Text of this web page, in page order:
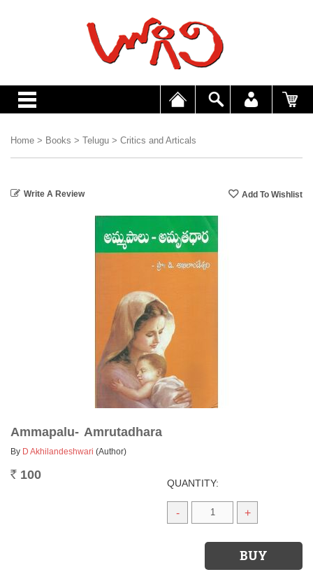
Home > Books > Telugu > Critics and Articals
Write A Review
Ammapalu- Amrutadhara
By D Akhilandeshwari (Author)
Rs. 100
QUANTITY:
- +